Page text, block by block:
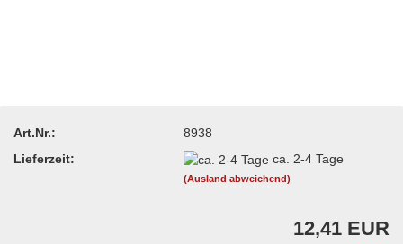
Art.Nr.:
8938
Lieferzeit:
ca. 2-4 Tage
(Ausland abweichend)
12,41 EUR